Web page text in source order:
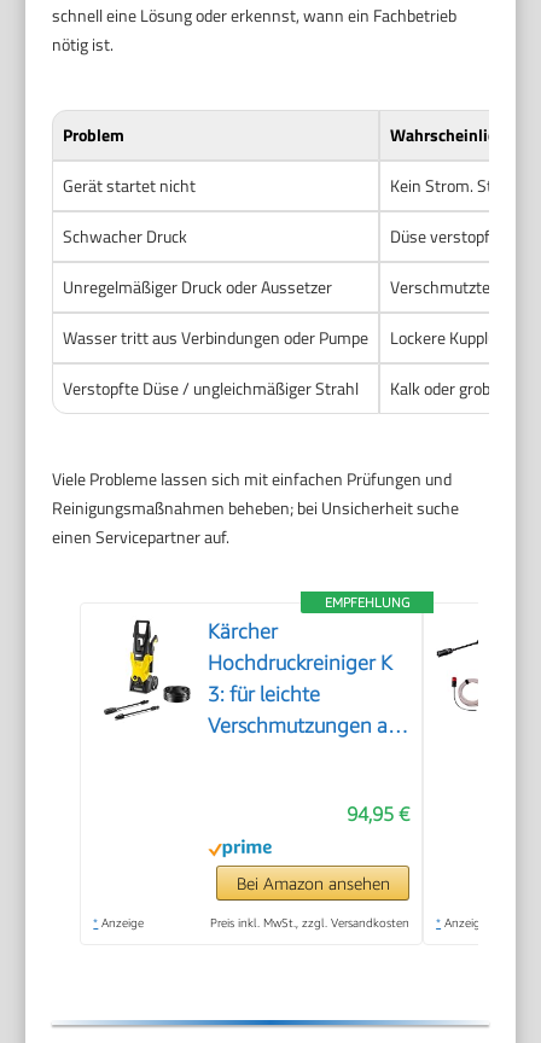
schnell eine Lösung oder erkennst, wann ein Fachbetrieb
nötig ist.
Problem
Wahrscheinliche
Gerät startet nicht
Kein Strom.
Schwacher Druck
Düse verstopft. Luft
Unregelmäßiger Druck oder Aussetzer
Verschmutzter
Wasser tritt aus Verbindungen oder Pumpe
Lockere
Verstopfte Düse / ungleichmäßiger Strahl
Kalk oder grober
Viele Probleme lassen sich mit einfachen Prüfungen und
Reinigungsmaßnahmen beheben; bei Unsicherheit suche
einen Servicepartner auf.
EMPFEHLUNG
Kärcher
Hochdruckreiniger K
3: für leichte
Verschmutzungen an
Motorrädern & Co.
Flächenleistung 25
m²/h. Mit Pistole, 6 m
Hochdruckschlauch
94,95 €
Bei Amazon ansehen
* Anzeige Preis inkl. MwSt., zzgl. Versandkosten * Anzeige